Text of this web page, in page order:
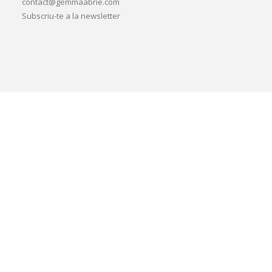
Subscriu-te a la newsletter